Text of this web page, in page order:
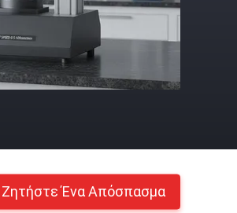
Ζητήστε Ένα Απόσπασμα